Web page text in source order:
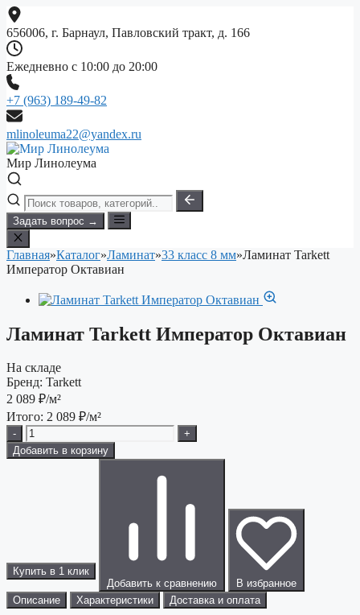
Перейти
к
содержимому
656006, г. Барнаул, Павловский тракт, д. 166
Ежедневно с 10:00 до 20:00
+7 (963) 189-49-82
mlinoleuma22@yandex.ru
Мир Линолеума
Задать вопрос →
Главная»Каталог»Ламинат»33 класс 8 мм»Ламинат Tarkett
Император Октавиан
Ламинат Tarkett Император Октавиан
На складе
Бренд: Tarkett
2 089 ₽/м²
Итого: 2 089 ₽/м²
-
+
Добавить в корзину
Купить в 1 клик
Добавить к сравнению
В избранное
Описание
Характеристики Доставка и оплата